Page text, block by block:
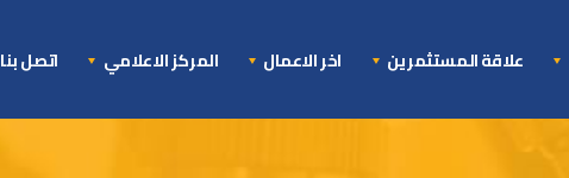
علاقة المستثمرين اخر الاعمال المركز الاعلامي اتصل بنا